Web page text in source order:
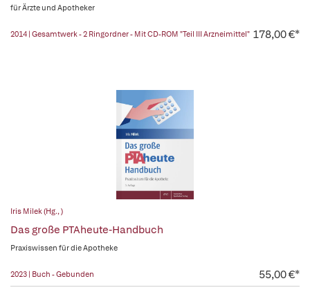
für Ärzte und Apotheker
2014 | Gesamtwerk - 2 Ringordner - Mit CD-ROM "Teil III Arzneimittel" 178,00 €*
Iris Milek (Hg., )
Das große PTAheute-Handbuch
Praxiswissen für die Apotheke
2023 | Buch - Gebunden 55,00 €*